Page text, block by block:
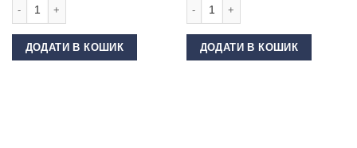
ДОДАТИ В КОШИК ДОДАТИ В КОШИК